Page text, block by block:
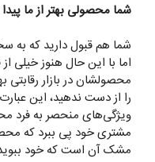
شما محصولی بهتر از ما
شما هم قبول دارید که به
اما با این حال هنوز خیلی
محصولشان در بازار رقابتی
را از دست ندهید، این
ویژگی‌های منحصر به فرد
مشتری خود پی ببرد که
مشک آن است که خود ببوید